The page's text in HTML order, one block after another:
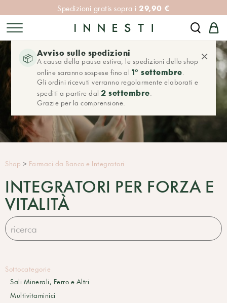
Spedizioni gratis sopra i29,90 €
📦 Avviso sulle spedizioni
A causa della pausa estiva, le spedizioni dello shop
online saranno sospese fino al 1° settembre.
Gli ordini ricevuti verranno regolarmente elaborati e
spediti a partire dal2 settembre.
Grazie per la comprensione.
×
Shop > Farmaci da Banco e Integratori
INTEGRATORI PER FORZA E
VITALITÀ
Sottocategorie
Sali Minerali, Ferro e Altri
Multivitaminici